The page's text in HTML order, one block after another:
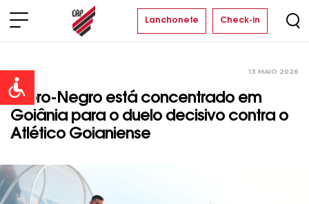
Open toolbar
Lanchonete Check-in
13 MAIO 2026
Rubro-Negro está concentrado em
Goiânia para o duelo decisivo contra o
Atlético Goianiense